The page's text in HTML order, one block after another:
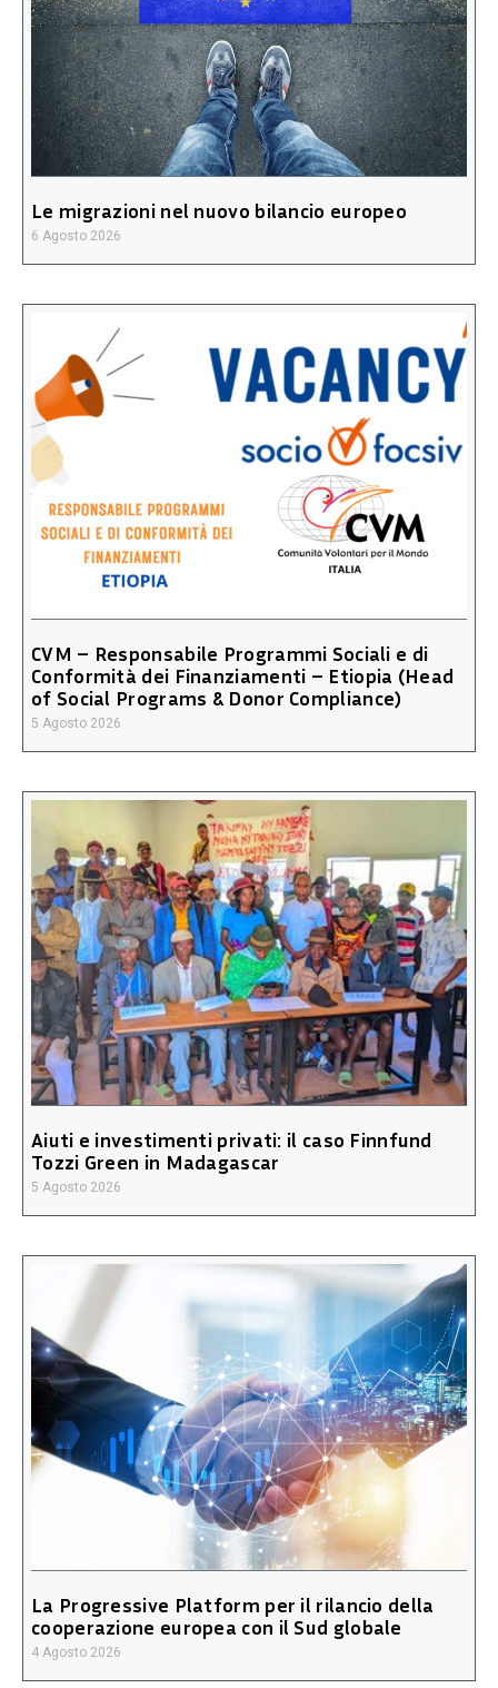
Le migrazioni nel nuovo bilancio europeo
6 Agosto 2026
CVM – Responsabile Programmi Sociali e di
Conformità dei Finanziamenti – Etiopia (Head
of Social Programs & Donor Compliance)
5 Agosto 2026
Aiuti e investimenti privati: il caso Finnfund
Tozzi Green in Madagascar
5 Agosto 2026
La Progressive Platform per il rilancio della
cooperazione europea con il Sud globale
4 Agosto 2026